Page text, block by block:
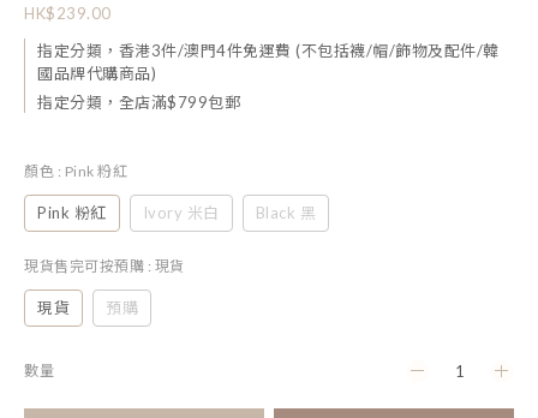
HK$239.00
指定分類，香港3件/澳門4件免運費 (不包括襪/帽/飾物及配件/韓
國品牌代購商品)
指定分類，全店滿$799包郵
顏色 : Pink 粉紅
Pink 粉紅 Ivory 米白 Black 黑
現貨售完可按預購 : 現貨
現貨 預購
數量